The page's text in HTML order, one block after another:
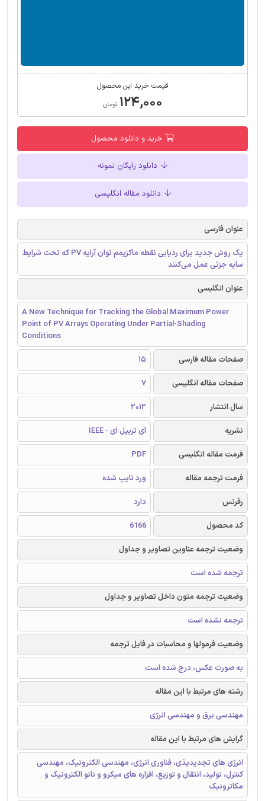
قیمت خرید این محصول
۱۲۴,۰۰۰ تومان
خرید و دانلود محصول
دانلود رایگان نمونه
دانلود مقاله انگلیسی
عنوان فارسی
یک روش جدید برای ردیابی نقطه ماکزیمم توان آرایه PV که تحت شرایط
سایه جزئی عمل می‌کنند
عنوان انگلیسی
A New Technique for Tracking the Global Maximum Power
Point of PV Arrays Operating Under Partial-Shading
Conditions
صفحات مقاله فارسی
15
صفحات مقاله انگلیسی
7
سال انتشار
2012
نشریه
آی تریپل ای - IEEE
فرمت مقاله انگلیسی
PDF
فرمت ترجمه مقاله
ورد تایپ شده
رفرنس
دارد
کد محصول
6166
وضعیت ترجمه عناوین تصاویر و جداول
ترجمه شده است
وضعیت ترجمه متون داخل تصاویر و جداول
ترجمه نشده است
وضعیت فرمولها و محاسبات در فایل ترجمه
به صورت عکس، درج شده است
رشته های مرتبط با این مقاله
مهندسی برق و مهندسی انرژی
گرایش های مرتبط با این مقاله
انرژی های تجدیدپذی، فناوری انرژی، مهندسی الکترونیک، مهندسی
کنترل، تولید، انتقال و توزیع، افزاره های میکرو و نانو الکترونیک و
مکاترونیک